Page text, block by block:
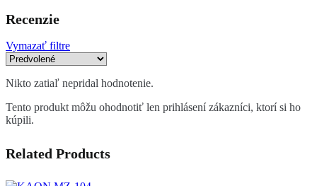
Recenzie
Vymazať filtre
Nikto zatiaľ nepridal hodnotenie.
Tento produkt môžu ohodnotiť len prihlásení zákazníci, ktorí si ho
kúpili.
Related Products